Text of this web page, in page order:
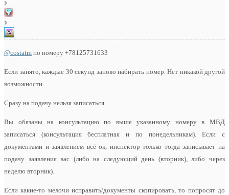
@costatm по номеру +78125731633
Если занято, каждые 30 секунд заново набирать номер. Нет никакой другой
возможности.
Сразу на подачу нельзя записаться.
Вы обязаны на консультацию по выше указанному номеру в МВД
записаться (консультация бесплатная и по понедельникам). Если с
документами и заявлением всё ок, инспектор только тогда записывает на
подачу заявления вас (либо на следующий день (вторник), либо через
неделю вторник).
Если какие-то мелочи исправить/документы скопировать, то попросят до